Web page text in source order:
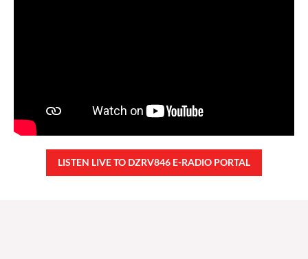
LISTEN LIVE TO DZRV846 E-RADIO PORTAL